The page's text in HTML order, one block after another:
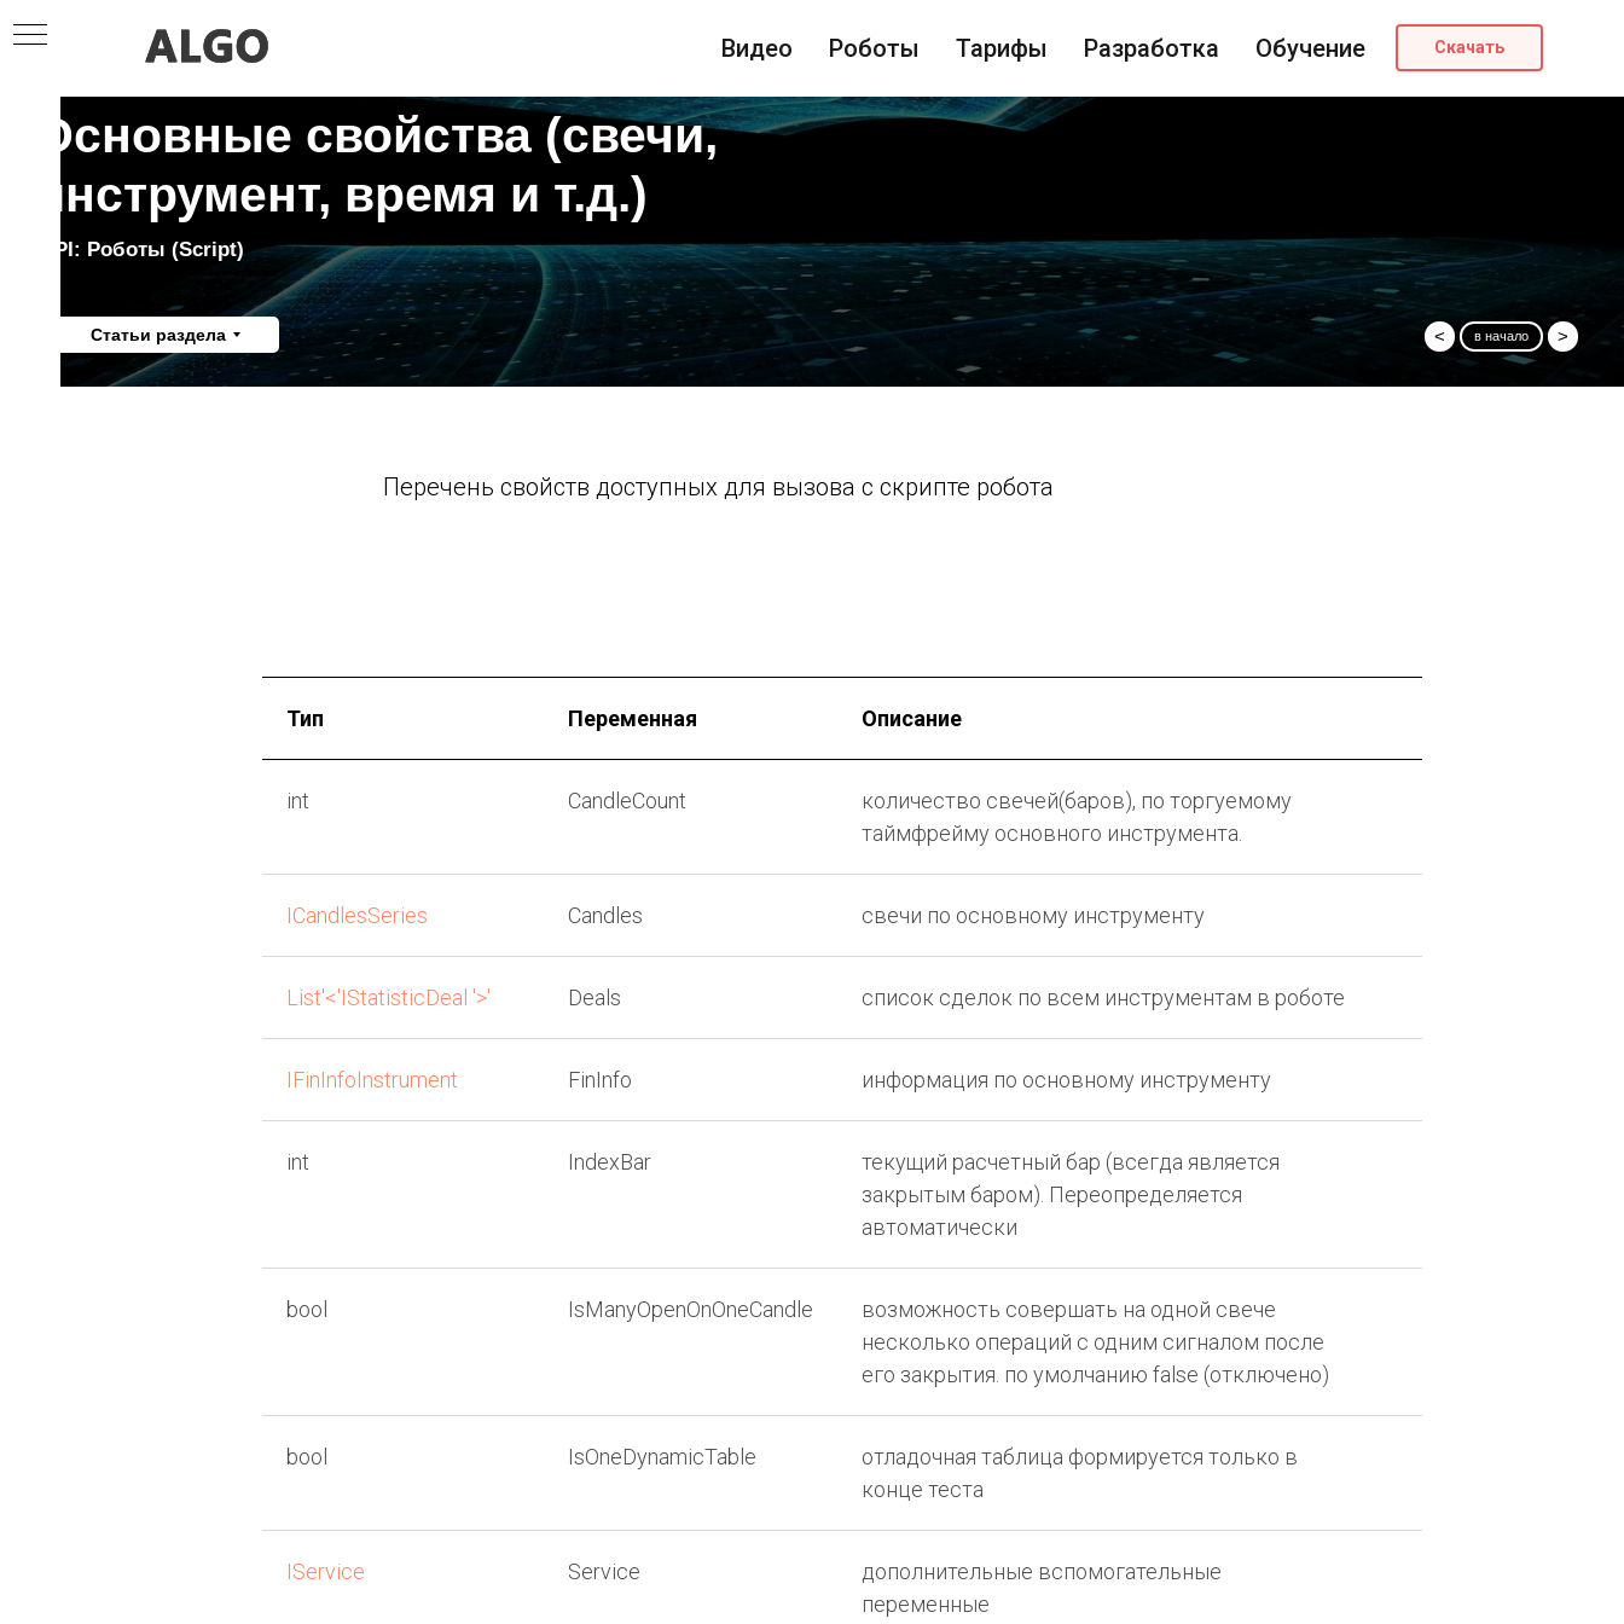
Видео Роботы Тарифы Разработка Обучение Скачать
Основные свойства (свечи,
инструмент, время и т.д.)
API: Роботы (Script)
Статьи раздела >
< в начало
Перечень свойств доступных для вызова с скрипте робота
Тип Переменная Описание
int CandleCount
количество свечей(баров), по торгуемому
таймфрейму основного инструмента.
ICandlesSeries Candles свечи по основному инструменту
List'<'IStatisticDeal '>' Deals список сделок по всем инструментам в роботе
IFinInfoInstrument FinInfo информация по основному инструменту
int IndexBar
текущий расчетный бар (всегда является
закрытым баром). Переопределяется
автоматически
bool IsManyOpenOnOneCandle
возможность совершать на одной свече
несколько операций с одним сигналом после
его закрытия. по умолчанию false (отключено)
bool IsOneDynamicTable
отладочная таблица формируется только в
конце теста
IService Service
дополнительные вспомогательные
переменные